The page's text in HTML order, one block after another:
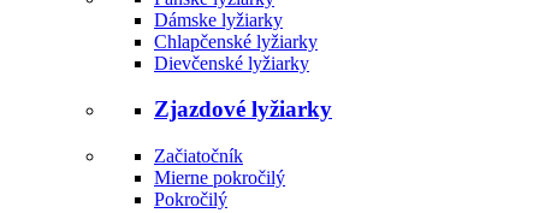
Dámske lyžiarky
Chlapčenské lyžiarky
Dievčenské lyžiarky
Zjazdové lyžiarky
Začiatočník
Mierne pokročilý
Pokročilý